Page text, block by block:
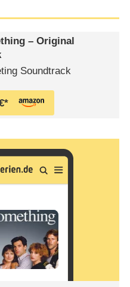
– Original
Soundtrack